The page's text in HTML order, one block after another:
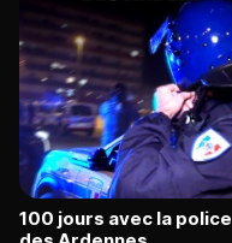
100 jours avec la police